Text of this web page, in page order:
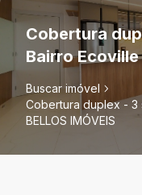
Cobertura
Bairro Ecoville
Buscar imóvel
Cobertura duplex - 3
BELLOS IMÓVEIS